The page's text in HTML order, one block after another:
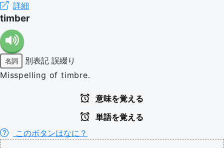
詳細
timber
名詞 別表記 誤綴り
Misspelling of timbre.
意味を覚える
単語を覚える
このボタンはなに？